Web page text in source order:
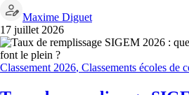
Maxime Diguet
17 juillet 2026
Classement 2026, Classements écoles de